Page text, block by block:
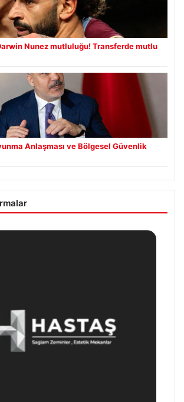
Nunez mutluluğu! Transferde mutlu
Anlaşması ve Bölgesel Güvenlik